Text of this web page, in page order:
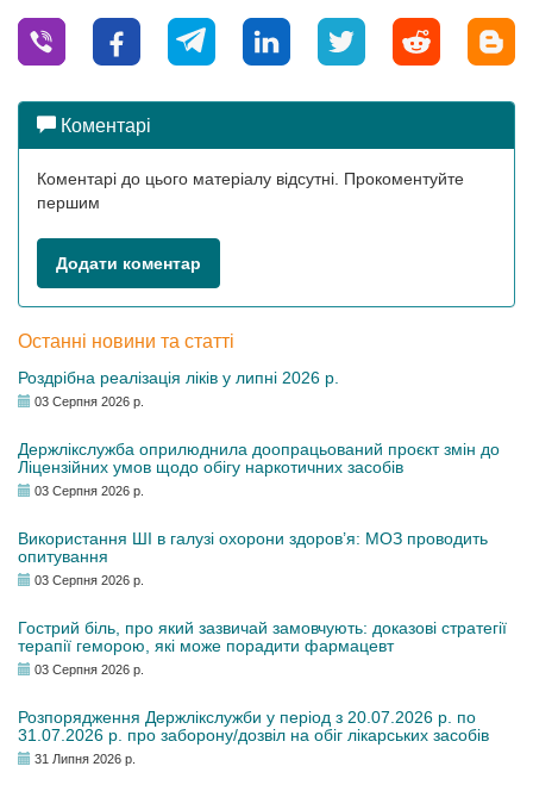
Коментарі
Коментарі до цього матеріалу відсутні. Прокоментуйте
першим
Додати коментар
Останні новини та статті
Роздрібна реалізація ліків у липні 2026 р.
03 Серпня 2026 р.
Держлікслужба оприлюднила доопрацьований проєкт змін до
Ліцензійних умов щодо обігу наркотичних засобів
03 Серпня 2026 р.
Використання ШІ в галузі охорони здоров’я: МОЗ проводить
опитування
03 Серпня 2026 р.
Гострий біль, про який зазвичай замовчують: доказові стратегії
терапії геморою, які може порадити фармацевт
03 Серпня 2026 р.
Розпорядження Держлікслужби у період з 20.07.2026 р. по
31.07.2026 р. про заборону/дозвіл на обіг лікарських засобів
31 Липня 2026 р.